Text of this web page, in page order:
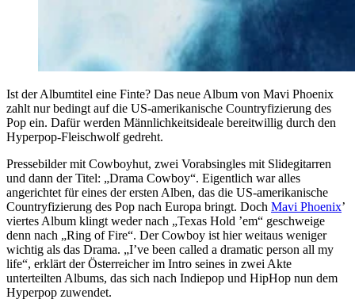
Ist der Albumtitel eine Finte? Das neue Album von Mavi Phoenix
zahlt nur bedingt auf die US-amerikanische Countryfizierung des
Pop ein. Dafür werden Männlichkeitsideale bereitwillig durch den
Hyperpop-Fleischwolf gedreht.
Pressebilder mit Cowboyhut, zwei Vorabsingles mit Slidegitarren
und dann der Titel: „Drama Cowboy“. Eigentlich war alles
angerichtet für eines der ersten Alben, das die US-amerikanische
Countryfizierung des Pop nach Europa bringt. Doch Mavi Phoenix’
viertes Album klingt weder nach „Texas Hold ’em“ geschweige
denn nach „Ring of Fire“. Der Cowboy ist hier weitaus weniger
wichtig als das Drama. „I’ve been called a dramatic person all my
life“, erklärt der Österreicher im Intro seines in zwei Akte
unterteilten Albums, das sich nach Indiepop und HipHop nun dem
Hyperpop zuwendet.